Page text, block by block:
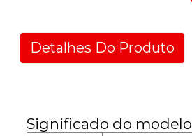
Detalhes Do Produto
Significado do modelo